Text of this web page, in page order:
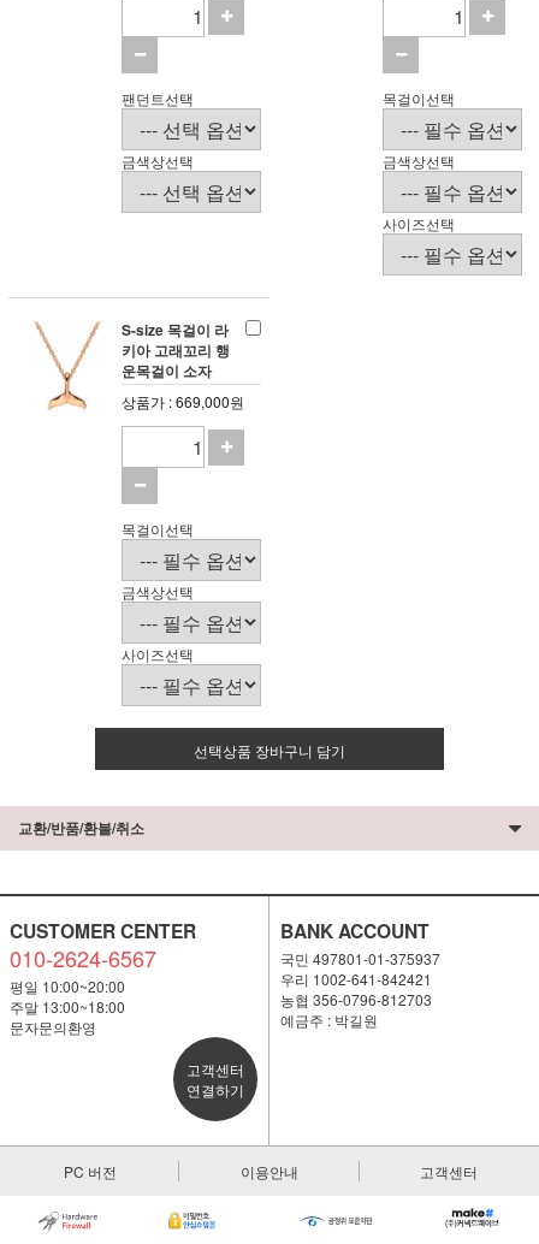
팬던트선택
금색상선택
목걸이선택
금색상선택
사이즈선택
S-size 목걸이 라
키아 고래꼬리 행
운목걸이 소자
상품가 : 669,000원
목걸이선택
금색상선택
사이즈선택
선택상품 장바구니 담기
교환/반품/환불/취소
CUSTOMER CENTER
010-2624-6567
평일 10:00~20:00
주말 13:00~18:00
문자문의환영
고객센터
연결하기
BANK ACCOUNT
국민 497801-01-375937
우리 1002-641-842421
농협 356-0796-812703
예금주 : 박길원
PC 버전 이용안내 고객센터